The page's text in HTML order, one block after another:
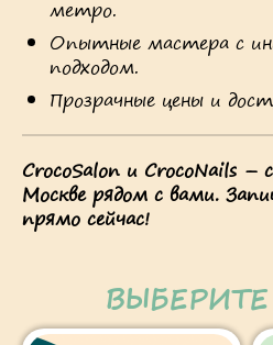
метро.
Опытные мастера с
подходом.
Прозрачные цены и
CrocoSalon и CrocoNails –
Москве рядом с вами.
прямо сейчас!